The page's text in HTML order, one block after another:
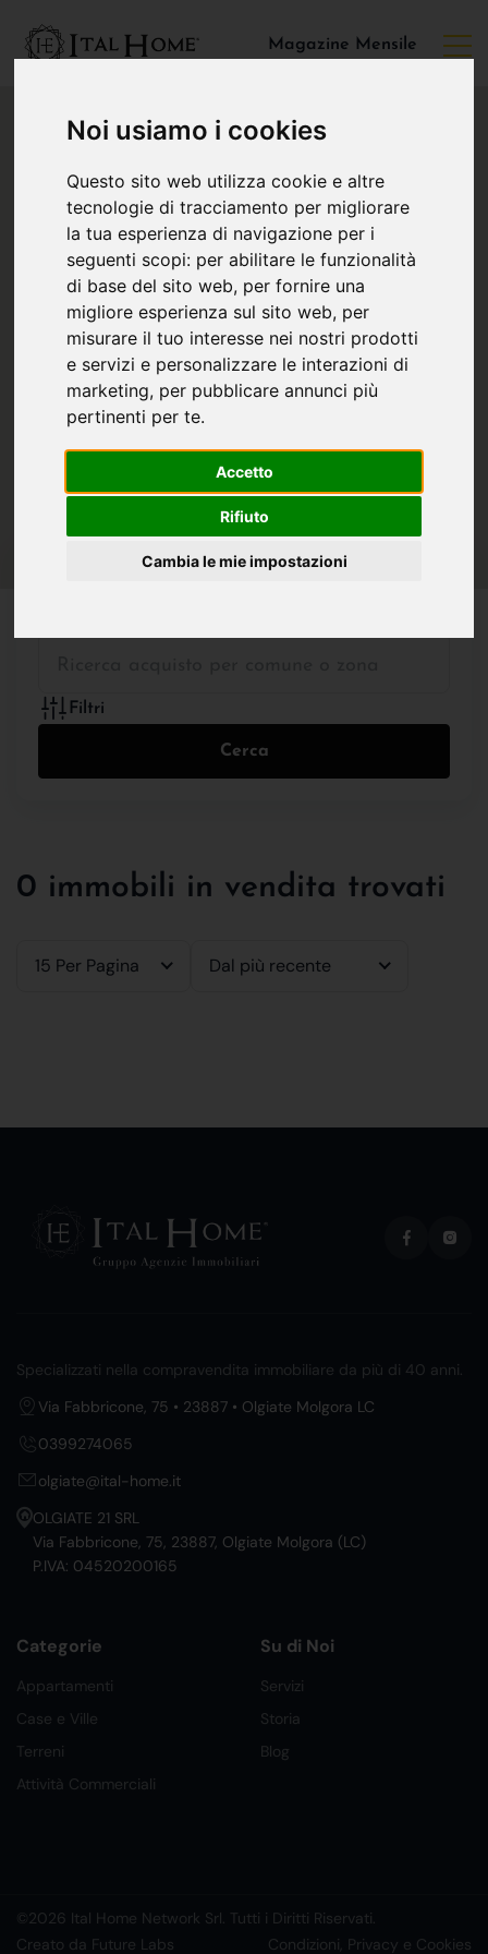
Noi usiamo i cookies
Questo sito web utilizza cookie e altre
tecnologie di tracciamento per migliorare
la tua esperienza di navigazione per i
seguenti scopi: per abilitare le funzionalità
di base del sito web, per fornire una
migliore esperienza sul sito web, per
misurare il tuo interesse nei nostri prodotti
e servizi e personalizzare le interazioni di
marketing, per pubblicare annunci più
pertinenti per te.
Accetto
Rifiuto
Cambia le mie impostazioni
Magazine Mensile
Filtri
Cerca
0 immobili in vendita trovati
15 Per Pagina Dal più recente
Specializzati nella compravendita immobiliare da più di 40 anni.
Via Fabbricone, 75 • 23887 • Olgiate Molgora LC
0399274065
olgiate@ital-home.it
OLGIATE 21 SRL
Via Fabbricone, 75, 23887, Olgiate Molgora (LC)
P.IVA: 04520200165
Categorie
Appartamenti
Case e Ville
Terreni
Attività Commerciali
Su di Noi
Servizi
Storia
Blog
©2026 Ital Home Network Srl. Tutti i Diritti Riservati.
Creato da Future Labs
Condizioni, Privacy e Cookies